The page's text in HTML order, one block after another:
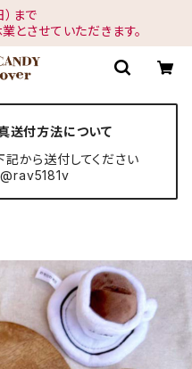
）まで
とさせていただきます。
送付方法について
から送付してください